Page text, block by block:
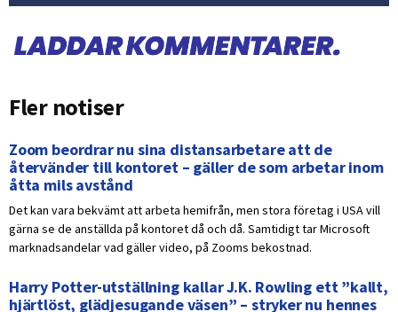
Fler notiser
Zoom beordrar nu sina distansarbetare att de
återvänder till kontoret – gäller de som arbetar inom
åtta mils avstånd
Det kan vara bekvämt att arbeta hemifrån, men stora företag i USA vill
gärna se de anställda på kontoret då och då. Samtidigt tar Microsoft
marknadsandelar vad gäller video, på Zooms bekostnad.
Harry Potter-utställning kallar J.K. Rowling ett ”kallt,
hjärtlöst, glädjesugande väsen” – stryker nu hennes